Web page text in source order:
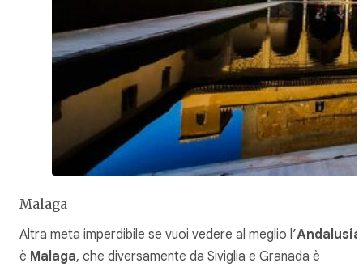
Malaga
Altra meta imperdibile se vuoi vedere al meglio l’Andalusia
è Malaga, che diversamente da Siviglia e Granada è